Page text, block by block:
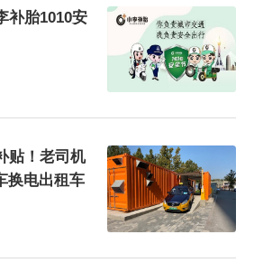
补胎1010安
贴！老司机
换电出租车